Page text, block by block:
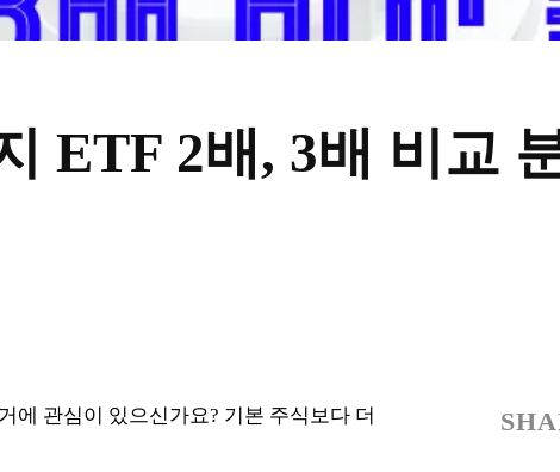
ETF 2배, 3배 비교
에 관심이 있으신가요? 기본 주식보다 더